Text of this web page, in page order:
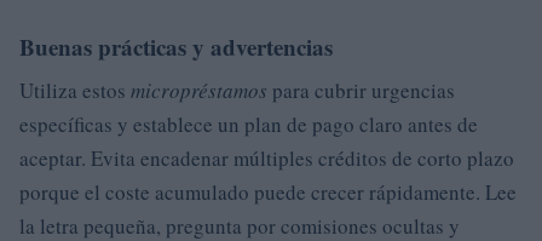
Buenas prácticas y advertencias
Utiliza estos micropréstamos para cubrir urgencias
específicas y establece un plan de pago claro antes de
aceptar. Evita encadenar múltiples créditos de corto plazo
porque el coste acumulado puede crecer rápidamente. Lee
la letra pequeña, pregunta por comisiones ocultas y